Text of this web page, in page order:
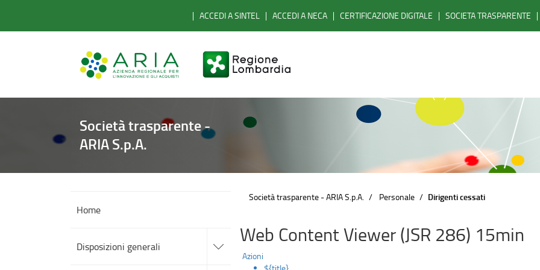
contenuto
cessati
ACCEDI A SINTEL ACCEDI A NECA CERTIFICAZIONE DIGITALE SOCIETA TRASPARENTE
Società trasparente -
ARIA S.p.A.
Home
Disposizioni generali alle
sotto
Società trasparente - ARIA S.p.A. Personale Dirigenti cessati
Web Content Viewer (JSR 286) 15min
Azioni